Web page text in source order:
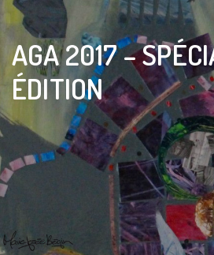
AGA 2017 –
ÉDITION